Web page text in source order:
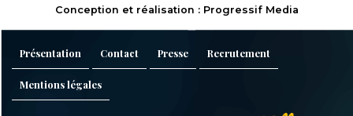
Conception et réalisation : Progressif Media
Présentation Contact Presse Recrutement
Mentions légales